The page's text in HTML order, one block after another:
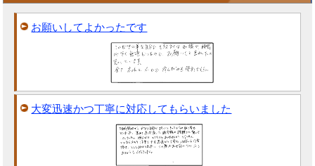
お願いしてよかったです
大変迅速かつ丁寧に対応してもらいました